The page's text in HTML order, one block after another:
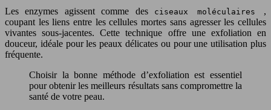
Les enzymes agissent comme des
ciseaux moléculaires ,
coupant les liens entre les cellules mortes sans agresser les cellules
vivantes sous-jacentes. Cette technique offre une exfoliation en
douceur, idéale pour les peaux délicates ou pour une utilisation plus
fréquente.
Choisir la bonne méthode d’exfoliation est essentiel
pour obtenir les meilleurs résultats sans compromettre la
santé de votre peau.